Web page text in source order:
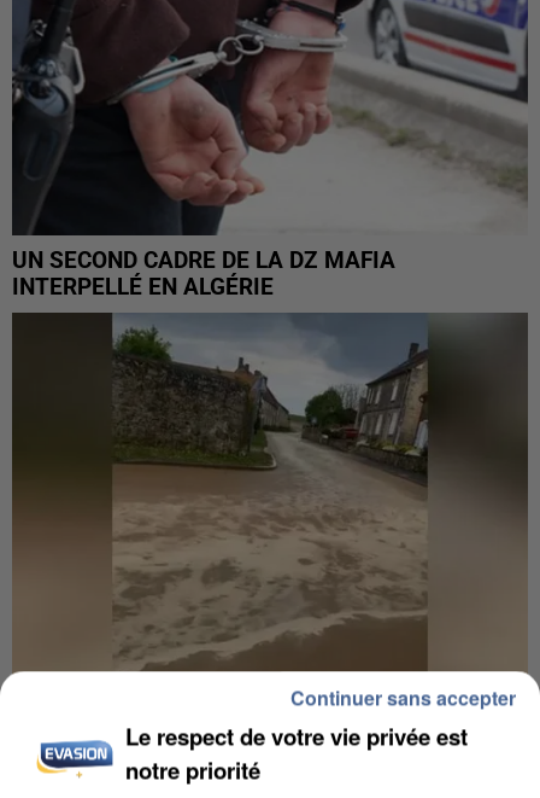
UN SECOND CADRE DE LA DZ MAFIA
INTERPELLÉ EN ALGÉRIE
UNE TOURISTE DE L’OISE EMPORTÉE PAR UNE
COULÉE DE BOUE EN HAUTE-SAVOIE
Le respect de votre vie privée est
notre priorité
Continuer sans accepter